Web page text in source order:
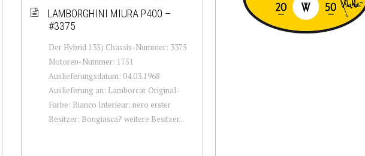
LAMBORGHINI MIURA P400 –
#3375
Der Hybrid 135) Chassis-Nummer: 3375
Motoren-Nummer: 1751
Auslieferungsdatum: 04.03.1968
Auslieferung an: Lamborcar Original-
Farbe: Bianco Interieur: nero erster
Besitzer: Bongiasca? weitere Besitzer...